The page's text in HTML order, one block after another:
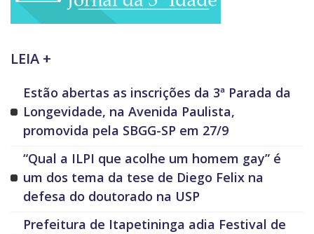
LEIA +
Estão abertas as inscrições da 3ª Parada da
Longevidade, na Avenida Paulista,
promovida pela SBGG-SP em 27/9
“Qual a ILPI que acolhe um homem gay” é
um dos tema da tese de Diego Felix na
defesa do doutorado na USP
Prefeitura de Itapetininga adia Festival de